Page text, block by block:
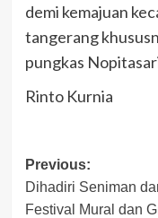
demi kemajuan
tangerang
pungkas
Rinto Kurnia
Post
navigation
Previous:
Dihadiri Seniman
Festival Mural dan